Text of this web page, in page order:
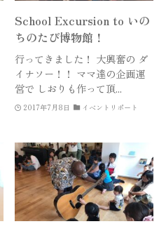
School Excursion to いの
ちのたび博物館！
行ってきました！ 大興奮の ダ
イナソー！！ ママ達の企画運
営で しおりも作って頂...
2017年7月8日 イベントリポート